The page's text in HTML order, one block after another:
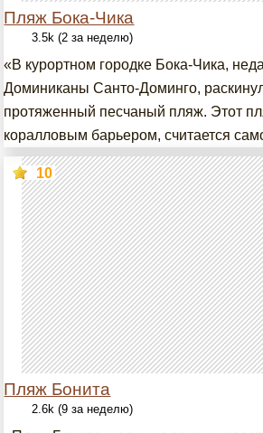
Пляж Бока-Чика
3.5k (2 за неделю)
«В курортном городке Бока-Чика,
Доминиканы Санто-Доминго,
протяженный песчаный пляж. Этот
коралловым барьером, считается
Пляж Бонита
10
2.6k (9 за неделю)